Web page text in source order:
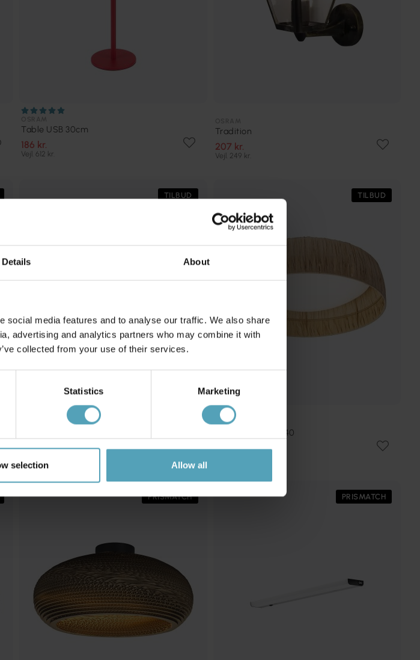
Details About
social media features and to analyse our traffic. We also share
advertising and analytics partners who may combine it with
collected from your use of their services.
Statistics Marketing
selection Allow all
Table USB 30cm
186 kr.
Vejl. 612 kr.
Tradition
207 kr.
Vejl. 249 kr.
TILBUD
357 kr.
TILBUD
OSRAM
Bamboo Paper Ø40
649 kr.
PRISMATCH PRISMATCH